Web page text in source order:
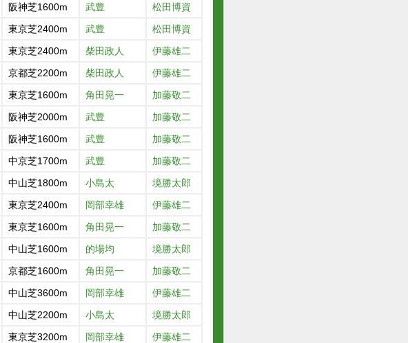
阪神芝1600m 武豊
松田博資
東京芝2400m 武豊
松田博資
東京芝2400m 柴田政人
伊藤雄二
京都芝2200m 柴田政人
伊藤雄二
東京芝1600m 角田晃一
加藤敬二
阪神芝2000m 武豊
加藤敬二
阪神芝1600m 武豊
加藤敬二
中京芝1700m 武豊
加藤敬二
中山芝1800m 小島太
境勝太郎
東京芝2400m 岡部幸雄
伊藤雄二
東京芝1600m 角田晃一
加藤敬二
中山芝1600m 的場均
境勝太郎
京都芝1600m 角田晃一
加藤敬二
中山芝3600m 岡部幸雄
伊藤雄二
中山芝2200m 小島太
境勝太郎
東京芝3200m 岡部幸雄
伊藤雄二